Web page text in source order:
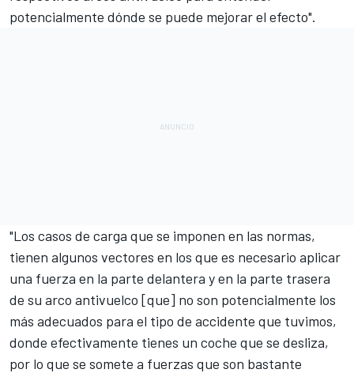
potencialmente dónde se puede mejorar el efecto".
"Los casos de carga que se imponen en las normas,
tienen algunos vectores en los que es necesario aplicar
una fuerza en la parte delantera y en la parte trasera
de su arco antivuelco [que] no son potencialmente los
más adecuados para el tipo de accidente que tuvimos,
donde efectivamente tienes un coche que se desliza,
por lo que se somete a fuerzas que son bastante